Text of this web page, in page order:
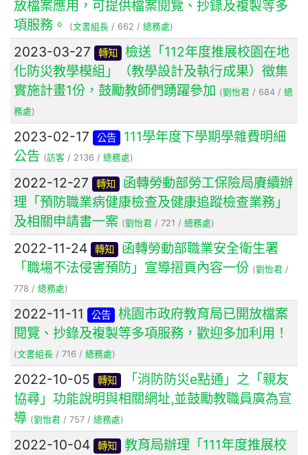
放檔案應用，可提供檔案閱覽、抄錄及複製等多
項服務。
(文書組長 / 662 / 總務處)
2023-03-27 轉知
檢送「112年度推展校園在地
化防災教學模組」（教學設計及執行成果）徵集
實施計畫1份，鼓勵教師們踴躍參加 (劉怡君 / 684 / 總
務處)
2023-02-17 公告
111學年度下學期學雜費明細
公告 (訪客 / 2136 / 總務處)
2022-12-27 轉知
函轉勞動部勞工保險局賡續辦
理「預防職業病健康檢查及健康追蹤檢查業務」
及相關申請書一案 (劉怡君 / 721 / 總務處)
2022-11-24 轉知
函轉勞動部職業安全衛生署
「職場不法侵害預防」宣導摺頁內容一份 (劉怡君 /
778 / 總務處)
2022-11-11 公告
桃園市政府教育局已開放檔案
閱覽、抄錄及複製等多項服務，歡迎多加利用！
(文書組長 / 716 / 總務處)
2022-10-05 轉知
「消防防災e點通」之「親友
協尋」功能說明與相關網址,並鼓勵教職員廣為宣
導 (劉怡君 / 757 / 總務處)
2022-10-04 轉知
教育局辦理「111年度推展校